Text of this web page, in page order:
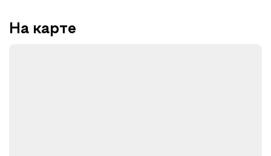
На карте